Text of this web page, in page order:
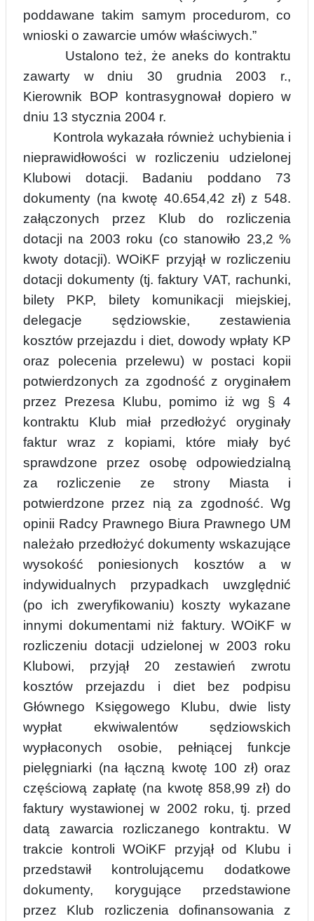
poddawane takim samym procedurom, co
wnioski o zawarcie umów właściwych.”
Ustalono też, że aneks do kontraktu
zawarty w dniu 30 grudnia 2003 r.,
Kierownik BOP kontrasygnował dopiero w
dniu 13 stycznia 2004 r.
Kontrola wykazała również uchybienia i
nieprawidłowości w rozliczeniu udzielonej
Klubowi dotacji. Badaniu poddano 73
dokumenty (na kwotę 40.654,42 zł) z 548.
załączonych przez Klub do rozliczenia
dotacji na 2003 roku (co stanowiło 23,2 %
kwoty dotacji). WOiKF przyjął w rozliczeniu
dotacji dokumenty (tj. faktury VAT, rachunki,
bilety PKP, bilety komunikacji miejskiej,
delegacje sędziowskie, zestawienia
kosztów przejazdu i diet, dowody wpłaty KP
oraz polecenia przelewu) w postaci kopii
potwierdzonych za zgodność z oryginałem
przez Prezesa Klubu, pomimo iż wg § 4
kontraktu Klub miał przedłożyć oryginały
faktur wraz z kopiami, które miały być
sprawdzone przez osobę odpowiedzialną
za rozliczenie ze strony Miasta i
potwierdzone przez nią za zgodność. Wg
opinii Radcy Prawnego Biura Prawnego UM
należało przedłożyć dokumenty wskazujące
wysokość poniesionych kosztów a w
indywidualnych przypadkach uwzględnić
(po ich zweryfikowaniu) koszty wykazane
innymi dokumentami niż faktury. WOiKF w
rozliczeniu dotacji udzielonej w 2003 roku
Klubowi, przyjął 20 zestawień zwrotu
kosztów przejazdu i diet bez podpisu
Głównego Księgowego Klubu, dwie listy
wypłat ekwiwalentów sędziowskich
wypłaconych osobie, pełniącej funkcje
pielęgniarki (na łączną kwotę 100 zł) oraz
częściową zapłatę (na kwotę 858,99 zł) do
faktury wystawionej w 2002 roku, tj. przed
datą zawarcia rozliczanego kontraktu. W
trakcie kontroli WOiKF przyjął od Klubu i
przedstawił kontrolującemu dodatkowe
dokumenty, korygujące przedstawione
przez Klub rozliczenia dofinansowania z